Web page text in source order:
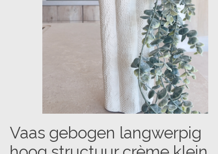
Vaas gebogen langwerpig